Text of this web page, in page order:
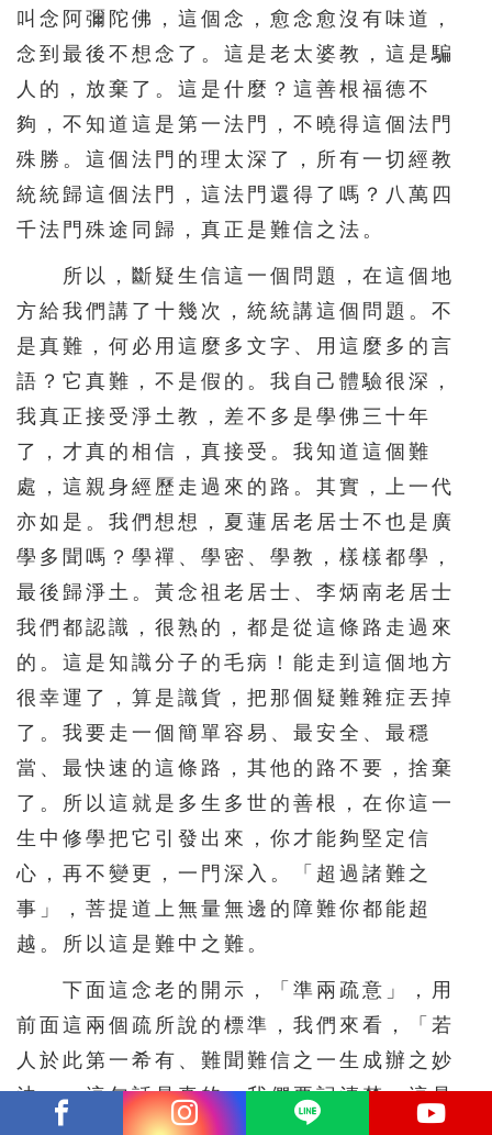
叫念阿彌陀佛，這個念，愈念愈沒有味道，
念到最後不想念了。這是老太婆教，這是騙
人的，放棄了。這是什麼？這善根福德不
夠，不知道這是第一法門，不曉得這個法門
殊勝。這個法門的理太深了，所有一切經教
統統歸這個法門，這法門還得了嗎？八萬四
千法門殊途同歸，真正是難信之法。
所以，斷疑生信這一個問題，在這個地
方給我們講了十幾次，統統講這個問題。不
是真難，何必用這麼多文字、用這麼多的言
語？它真難，不是假的。我自己體驗很深，
我真正接受淨土教，差不多是學佛三十年
了，才真的相信，真接受。我知道這個難
處，這親身經歷走過來的路。其實，上一代
亦如是。我們想想，夏蓮居老居士不也是廣
學多聞嗎？學禪、學密、學教，樣樣都學，
最後歸淨土。黃念祖老居士、李炳南老居士
我們都認識，很熟的，都是從這條路走過來
的。這是知識分子的毛病！能走到這個地方
很幸運了，算是識貨，把那個疑難雜症丟掉
了。我要走一個簡單容易、最安全、最穩
當、最快速的這條路，其他的路不要，捨棄
了。所以這就是多生多世的善根，在你這一
生中修學把它引發出來，你才能夠堅定信
心，再不變更，一門深入。「超過諸難之
事」，菩提道上無量無邊的障難你都能超
越。所以這是難中之難。
下面這念老的開示，「準兩疏意」，用
前面這兩個疏所說的標準，我們來看，「若
人於此第一希有、難聞難信之一生成辦之妙
法」。這句話是真的，我們要記清楚，這是